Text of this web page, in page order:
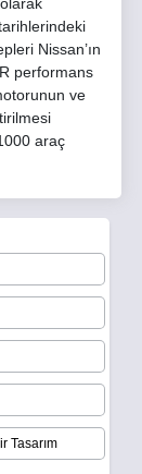
Nissan’ın
performans
ve
araç
Tasarım